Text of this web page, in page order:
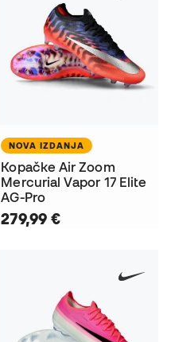
NOVA IZDANJA
Kopačke Air Zoom
Mercurial Vapor 17 Elite
AG-Pro
279,99 €